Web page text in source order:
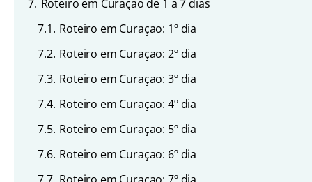
7. Roteiro em Curaçao de 1 a 7 dias
7.1. Roteiro em Curaçao: 1º dia
7.2. Roteiro em Curaçao: 2º dia
7.3. Roteiro em Curaçao: 3º dia
7.4. Roteiro em Curaçao: 4º dia
7.5. Roteiro em Curaçao: 5º dia
7.6. Roteiro em Curaçao: 6º dia